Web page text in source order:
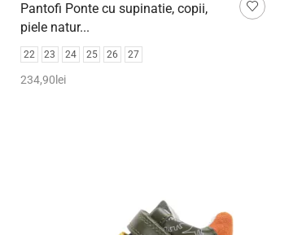
Pantofi Ponte cu supinatie, copii,
piele natur...
22 23 24 25 26 27
234,90 lei